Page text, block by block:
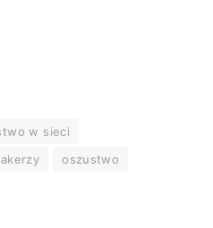
w sieci
oszustwo